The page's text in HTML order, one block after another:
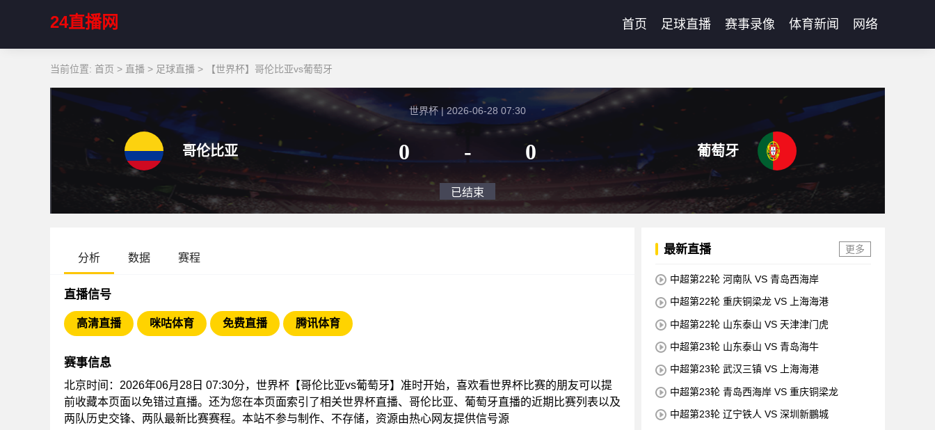
24直播网 首页 足球直播 赛事录像 体育新闻 网络
当前位置: 首页 > 直播 > 足球直播 > 【世界杯】哥伦比亚vs葡萄牙
哥伦比亚
世界杯 | 2026-06-28 07:30
0 - 0
已结束
葡萄牙
分析 数据 赛程
直播信号
高清直播 咪咕体育 免费直播 腾讯体育
赛事信息
北京时间：2026年06月28日 07:30分，世界杯【哥伦比亚vs葡萄牙】准时开始，喜欢看世界杯比赛的朋友可以提
前收藏本页面以免错过直播。还为您在本页面索引了相关世界杯直播、哥伦比亚、葡萄牙直播的近期比赛列表以及
两队历史交锋、两队最新比赛赛程。本站不参与制作、不存储，资源由热心网友提供信号源
最新直播 更多
中超第22轮 河南队 VS 青岛西海岸
中超第22轮 重庆铜梁龙 VS 上海海港
中超第22轮 山东泰山 VS 天津津门虎
中超第23轮 山东泰山 VS 青岛海牛
中超第23轮 武汉三镇 VS 上海海港
中超第23轮 青岛西海岸 VS 重庆铜梁龙
中超第23轮 辽宁铁人 VS 深圳新鵬城